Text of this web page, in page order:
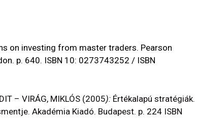
on investing from master traders. Pearson
p. 640. ISBN 10: 0273743252 / ISBN
– VIRÁG, MIKLÓS (2005): Értékalapú stratégiák.
Akadémia Kiadó. Budapest. p. 224 ISBN